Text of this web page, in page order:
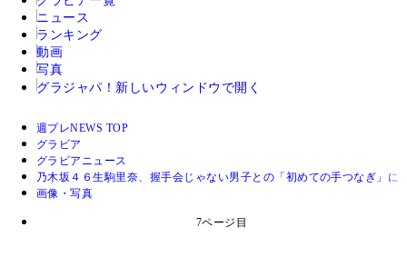
ニュース
ランキング
動画
写真
グラジャパ！ 新しいウィンドウで開く
週プレNEWS TOP
グラビア
グラビアニュース
乃木坂４６生駒里奈、握手会じゃない男子との「初めての手つなぎ」に
画像・写真
7ページ目